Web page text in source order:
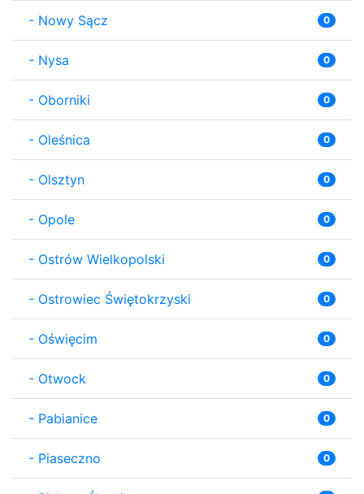
- Nowy Sącz 0
- Nysa 0
- Oborniki 0
- Oleśnica 0
- Olsztyn 0
- Opole 0
- Ostrów Wielkopolski 0
- Ostrowiec Świętokrzyski 0
- Oświęcim 0
- Otwock 0
- Pabianice 0
- Piaseczno 0